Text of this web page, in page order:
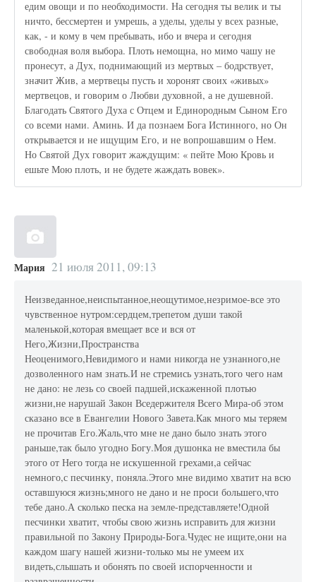
едим овощи и по необходимости. На сегодня ты велик и ты
ничто, бессмертен и умрешь, а уделы, уделы у всех разные,
как, - и кому в чем пребывать, ибо и вчера и сегодня
свободная воля выбора. Плоть немощна, но мимо чашу не
пронесут, а Дух, поднимающий из мертвых – бодрствует,
значит Жив, а мертвецы пусть и хоронят своих «живых»
мертвецов, и говорим о Любви духовной, а не душевной.
Благодать Святого Духа с Отцем и Единородным Сыном Его
со всеми нами. Аминь. И да познаем Бога Истинного, но Он
открывается и не ищущим Его, и не вопрошавшим о Нем.
Но Святой Дух говорит жаждущим: « пейте Мою Кровь и
ешьте Мою плоть, и не будете жаждать вовек».
Мария 21 июля 2011, 09:13
Неизведанное,неиспытанное,неощутимое,незримое-все это
чувственное нутром:сердцем,трепетом души такой
маленькой,которая вмещает все и вся от
Него,Жизни,Пространства
Неоценимого,Невидимого и нами никогда не узнанного,не
дозволенного нам знать.И не стремись узнать,того чего нам
не дано: не лезь со своей падшей,искаженной плотью
жизни,не нарушай Закон Вседержителя Всего Мира-об этом
сказано все в Евангелии Нового Завета.Как много мы теряем
не прочитав Его.Жаль,что мне не дано было знать этого
раньше,так было угодно Богу.Моя душонка не вместила бы
этого от Него тогда не искушенной грехами,а сейчас
немного,с песчинку, поняла.Этого мне видимо хватит на всю
оставшуюся жизнь;много не дано и не проси большего,что
тебе дано.А сколько песка на земле-представляете!Одной
песчинки хватит, чтобы свою жизнь исправить для жизни
правильной по Закону Природы-Бога.Чудес не ищите,они на
каждом шагу нашей жизни-только мы не умеем их
видеть,слышать и обонять по своей испорченности и